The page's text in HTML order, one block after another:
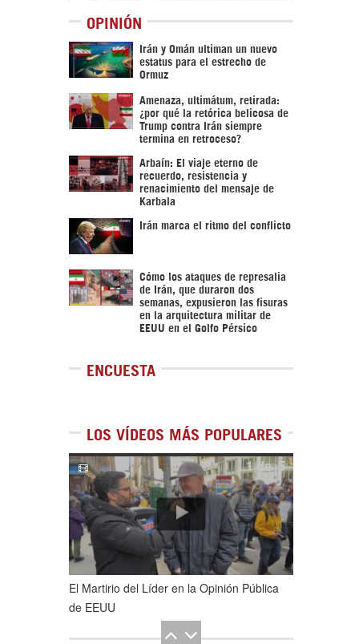
OPINIÓN
Irán y Omán ultiman un nuevo
estatus para el estrecho de
Ormuz
Amenaza, ultimátum, retirada:
¿por qué la retórica belicosa de
Trump contra Irán siempre
termina en retroceso?
Arbaín: El viaje eterno de
recuerdo, resistencia y
renacimiento del mensaje de
Karbala
Irán marca el ritmo del conflicto
Cómo los ataques de represalia
de Irán, que duraron dos
semanas, expusieron las fisuras
en la arquitectura militar de
EEUU en el Golfo Pérsico
ENCUESTA
LOS VÍDEOS MÁS POPULARES
1de5
El Martirio del Líder en la Opinión Pública
de EEUU